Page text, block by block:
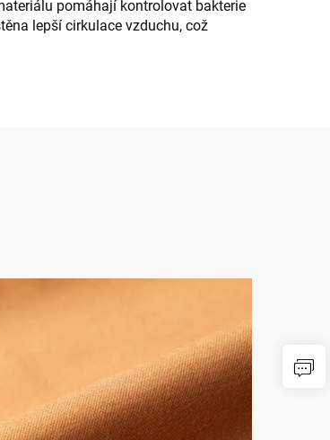
pomáhají kontrolovat bakterie
lepší cirkulace vzduchu, což